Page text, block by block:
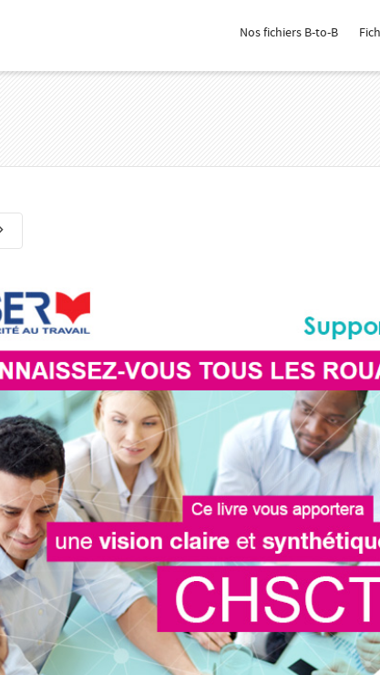
Nos fichiers B-to-B